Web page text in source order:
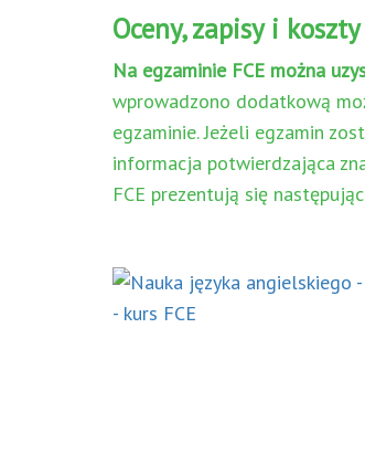
Oceny, zapisy i koszty
Na egzaminie FCE można
wprowadzono dodatkową
egzaminie. Jeżeli egzamin
informacja potwierdzająca
FCE prezentują się